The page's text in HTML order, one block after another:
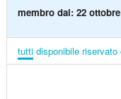
membro dal: 22
tutti disponibile riservato